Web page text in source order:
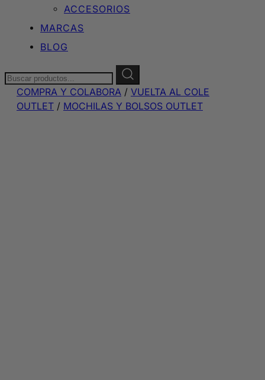
ACCESORIOS
MARCAS
BLOG
Buscar:
COMPRA Y COLABORA / VUELTA AL COLE
OUTLET / MOCHILAS Y BOLSOS OUTLET